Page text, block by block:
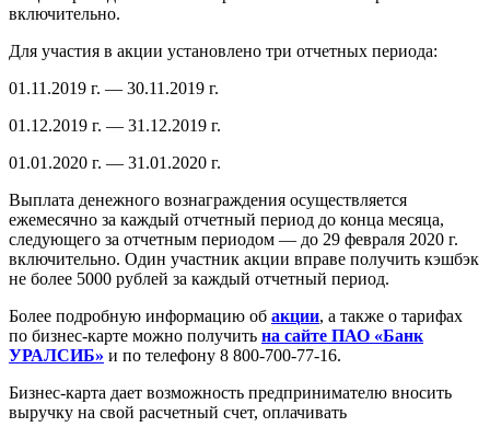
включительно.
Для участия в акции установлено три отчетных периода:
01.11.2019 г. — 30.11.2019 г.
01.12.2019 г. — 31.12.2019 г.
01.01.2020 г. — 31.01.2020 г.
Выплата денежного вознаграждения осуществляется
ежемесячно за каждый отчетный период до конца месяца,
следующего за отчетным периодом — до 29 февраля 2020 г.
включительно. Один участник акции вправе получить кэшбэк
не более 5000 рублей за каждый отчетный период.
Более подробную информацию об акции, а также о тарифах
по бизнес-карте можно получить на сайте ПАО «Банк
УРАЛСИБ» и по телефону 8 800-700-77-16.
Бизнес-карта дает возможность предпринимателю вносить
выручку на свой расчетный счет, оплачивать